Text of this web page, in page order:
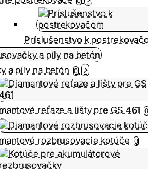
Príslušenstvo k
a píly na betón 0
reťaze a lišty pre GS 461
rozbrusovacie kotúče 0